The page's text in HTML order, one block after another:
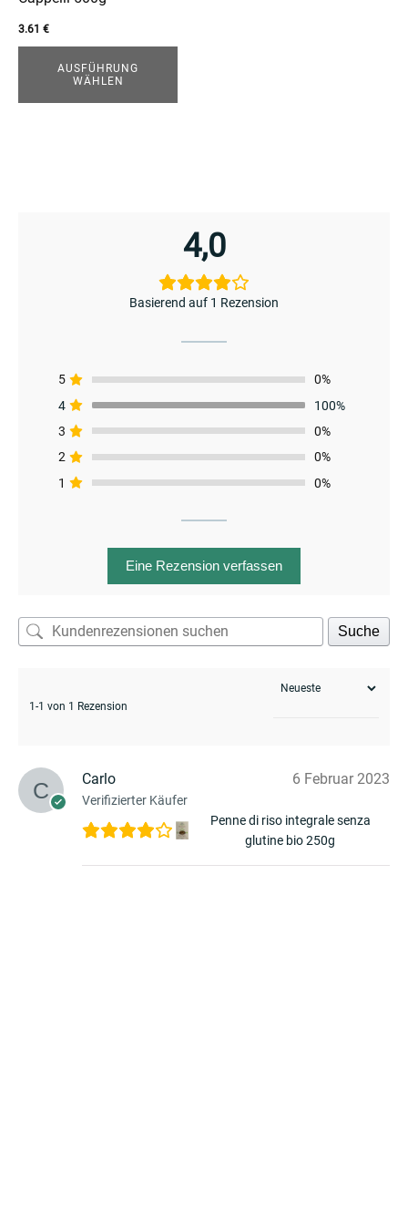
3.61 €
AUSFÜHRUNG
WÄHLEN
der
Produktseite
gewählt
4,0
Basierend auf 1 Rezension
5
0%
4
100%
3
0%
2
0%
1
0%
Eine Rezension verfassen
Suche
1-1 von 1 Rezension
Carlo
Verifizierter Käufer
6 Februar 2023
Penne di riso integrale senza
glutine bio 250g